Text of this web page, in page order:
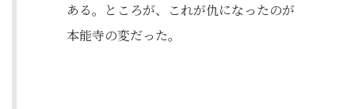
ある。ところが、これが仇になったのが
本能寺の変だった。